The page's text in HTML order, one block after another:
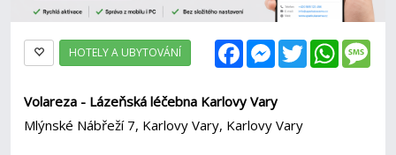
FacebookMessenger
Twitter
HOTELY A UBYTOVÁNÍ
Volareza - Lázeňská léčebna Karlovy Vary
Mlýnské Nábřeží 7, Karlovy Vary, Karlovy Vary